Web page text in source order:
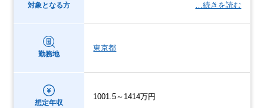
対象となる方
…続きを読む
勤務地
東京都
想定年収
1001.5～1414万円